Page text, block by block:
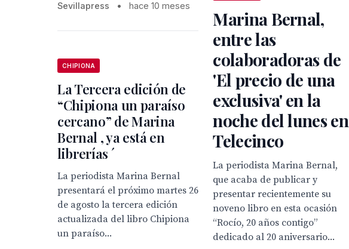
Sevillapress • hace 10 meses
Marina Bernal,
entre las
colaboradoras de
'El precio de una
exclusiva' en la
noche del lunes en
Telecinco
La periodista Marina Bernal,
que acaba de publicar y
presentar recientemente su
noveno libro en esta ocasión
“Rocío, 20 años contigo”
dedicado al 20 aniversario...
CHIPIONA
La Tercera edición de
“Chipiona un paraíso
cercano” de Marina
Bernal , ya está en
librerías ´
La periodista Marina Bernal
presentará el próximo martes 26
de agosto la tercera edición
actualizada del libro Chipiona
un paraíso...